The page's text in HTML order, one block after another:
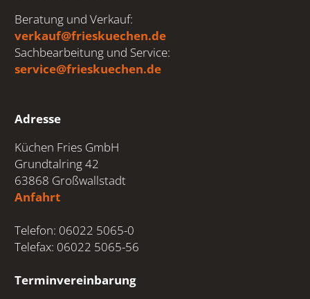
Beratung und Verkauf:
verkauf@frieskuechen.de
Sachbearbeitung und Service:
service@frieskuechen.de
Adresse
Küchen Fries GmbH
Grundtalring 42
63868 Großwallstadt
Anfahrt
Telefon: 06022 5065-0
Telefax: 06022 5065-56
Terminvereinbarung